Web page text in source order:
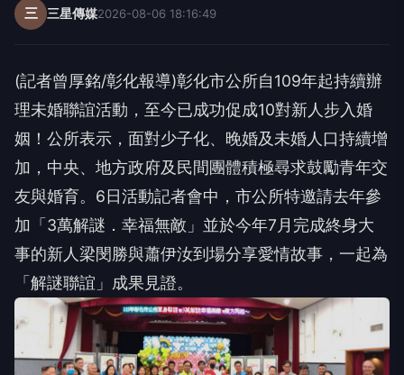
三 三星傳媒2026-08-06 18:16:49
(記者曾厚銘/彰化報導)彰化市公所自109年起持續辦
理未婚聯誼活動，至今已成功促成10對新人步入婚
姻！公所表示，面對少子化、晚婚及未婚人口持續增
加，中央、地方政府及民間團體積極尋求鼓勵青年交
友與婚育。6日活動記者會中，市公所特邀請去年參
加「3萬解謎．幸福無敵」並於今年7月完成終身大
事的新人梁閔勝與蕭伊汝到場分享愛情故事，一起為
「解謎聯誼」成果見證。